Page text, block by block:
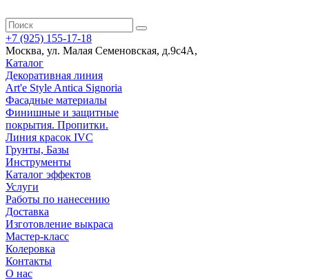
+7 (925) 155-17-18
Москва, ул. Малая Семеновская, д.9с4А,
Каталог
Декоративная линия
Art'e Style Antica Signoria
Фасадные материалы
Финишные и защитные
покрытия. Пропитки.
Линия красок IVC
Грунты, Базы
Инструменты
Каталог эффектов
Услуги
Работы по нанесению
Доставка
Изготовление выкраса
Мастер-класс
Колеровка
Контакты
О нас